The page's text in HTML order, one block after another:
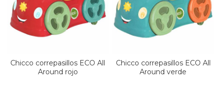
Chicco correpasillos ECO All
Around rojo
Chicco correpasillos ECO All
Around verde